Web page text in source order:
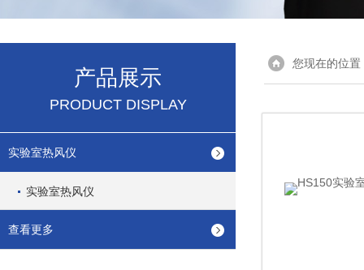
产品展示
PRODUCT DISPLAY
实验室热风仪
实验室热风仪
查看更多
您现在的位置